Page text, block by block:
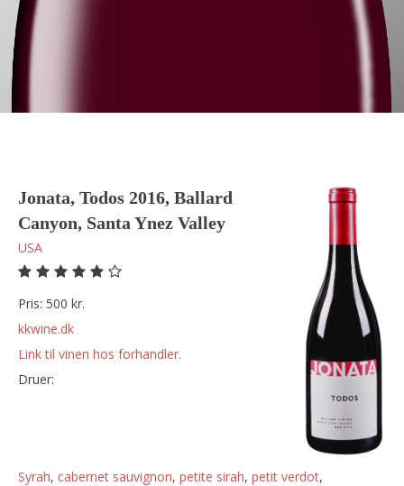
Jonata, Todos 2016, Ballard
Canyon, Santa Ynez Valley
USA
Pris: 500 kr.
kkwine.dk
Link til vinen hos forhandler.
Druer:
syrah, cabernet sauvignon, petite sirah, petit verdot,